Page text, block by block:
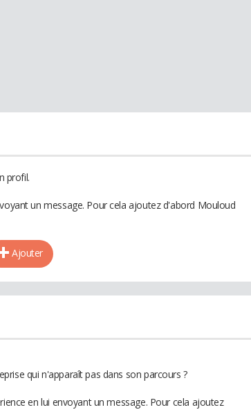
profil.
un message. Pour cela ajoutez d'abord Mouloud
Ajouter
qui n'apparaît pas dans son parcours ?
en lui envoyant un message. Pour cela ajoutez